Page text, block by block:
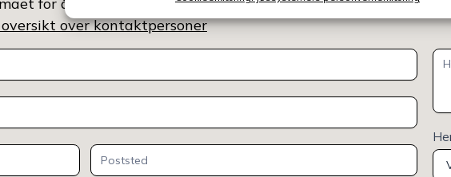
over kontaktpersoner